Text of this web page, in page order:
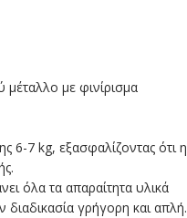
με φινίρισμα
6-7 kg, εξασφαλίζοντας ότι η
όλα τα απαραίτητα υλικά
διαδικασία γρήγορη και απλή.